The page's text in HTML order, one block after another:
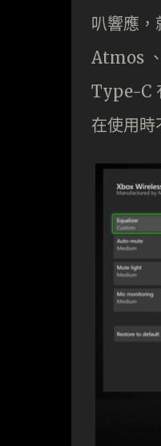
叭響應
Atmos
Type-C
在使用時